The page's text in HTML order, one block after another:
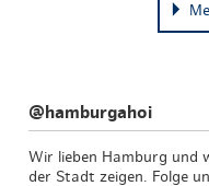
@hamburgahoi
Wir lieben Hamburg und
der Stadt zeigen. Folge